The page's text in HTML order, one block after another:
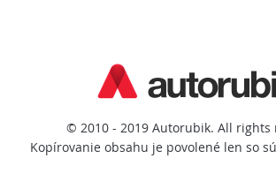
© 2010 - 2019 Autorubik. All rights
Kopírovanie obsahu je povolené len so